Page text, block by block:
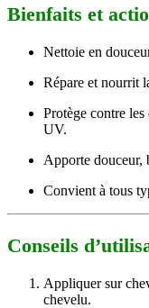
Bienfaits et
Nettoie en
Répare et nourrit
Protège contre les
UV.
Apporte douceur,
Convient à tous
Conseils
Appliquer sur
chevelu.